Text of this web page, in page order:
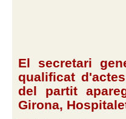
El secretari
qualificat
del partit
Girona,